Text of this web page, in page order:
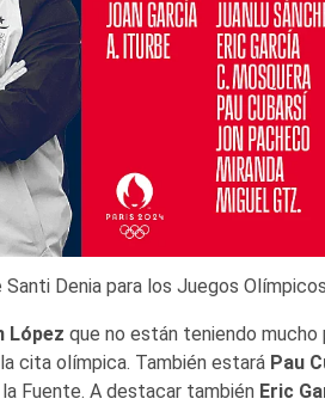
Santi Denia para los Juegos
López que no están teniendo mucho
cita olímpica. También estará Pau
Fuente. A destacar también Eric